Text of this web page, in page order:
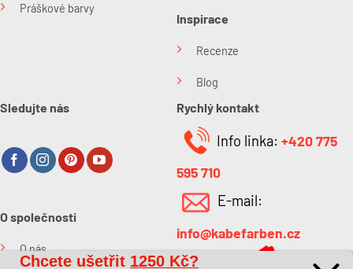
Práškové barvy
Inspirace
Recenze
Blog
Sledujte nás
O společnosti
O nás
Rychlý kontakt
Info linka: +420 775
595 710
E-mail:
info@kabefarben.cz
Chcete ušetřit 1250 Kč?